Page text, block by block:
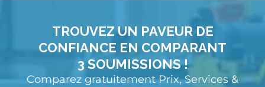
TROUVEZ UN PAVEUR DE
CONFIANCE EN COMPARANT
3 SOUMISSIONS !
Comparez gratuitement Prix, Services &